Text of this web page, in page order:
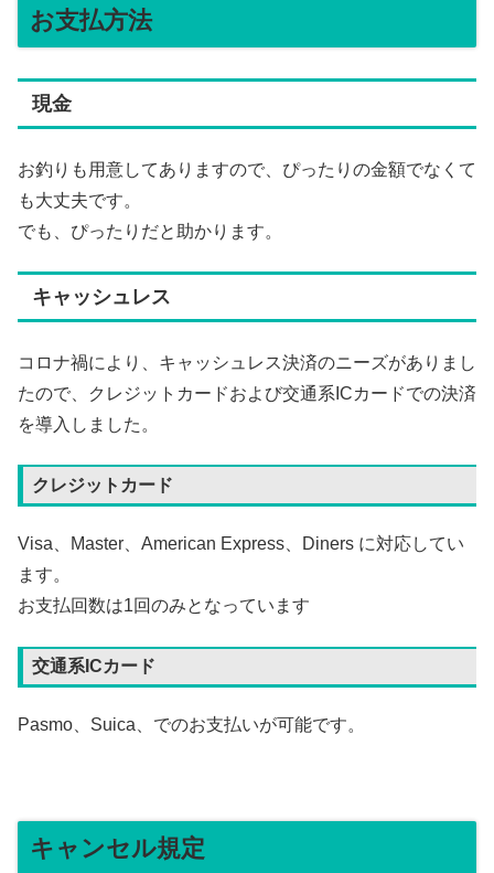
お支払方法
現金
お釣りも用意してありますので、ぴったりの金額でなくて
も大丈夫です。
でも、ぴったりだと助かります。
キャッシュレス
コロナ禍により、キャッシュレス決済のニーズがありまし
たので、クレジットカードおよび交通系ICカードでの決済
を導入しました。
クレジットカード
Visa、Master、American Express、Diners に対応してい
ます。
お支払回数は1回のみとなっています
交通系ICカード
Pasmo、Suica、でのお支払いが可能です。
キャンセル規定